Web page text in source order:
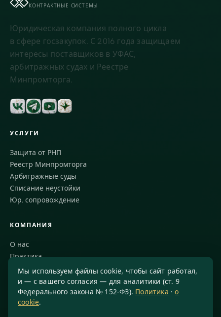
КОНТРАКТНЫЕ СИСТЕМЫ
Юридическая компания полного цикла
в сфере госзакупок. С 2016 года защищаем
интересы поставщиков в УФАС,
арбитражных судах и Реестре
Минпромторга.
УСЛУГИ
Защита от РНП
Реестр Минпромторга
Арбитражные суды
Списание неустойки
Юр. сопровождение
КОМПАНИЯ
О нас
Практика
Блог
Команда
Благодарности
Мы используем файлы cookie, чтобы сайт работал,
и — с вашего согласия — для аналитики (ст. 9
Федерального закона № 152-ФЗ). Политика ·о
cookie.